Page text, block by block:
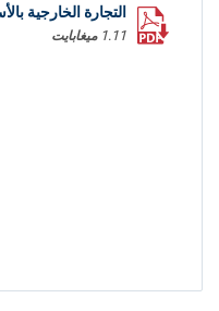
التجارة الخارجية
1.11 ميغابايت